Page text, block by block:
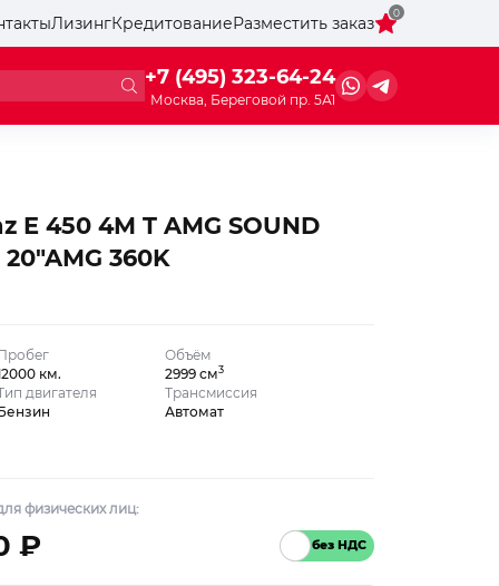
ЛизингКредитованиеРазместить заказ
0
+7 (495) 323-64-24
Москва, Береговой пр. 5А1
E 450 4M T AMG SOUND
360K
км.
Объём
2999 см3
двигателя
Трансмиссия
Автомат
физических лиц:
₽